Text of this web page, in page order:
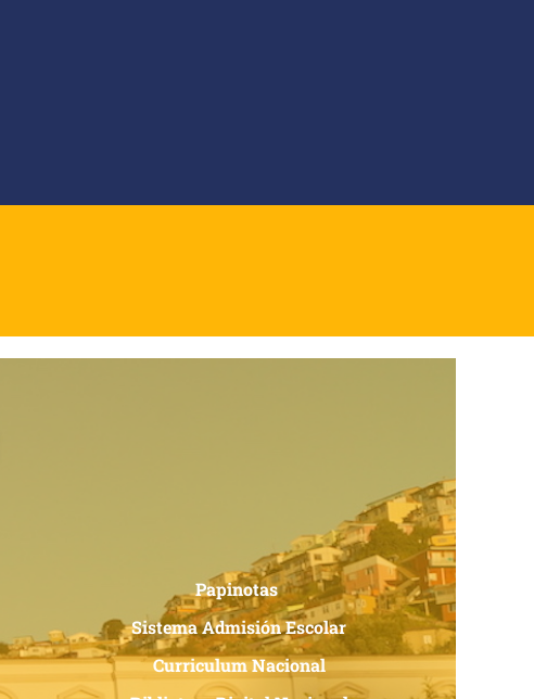
Papinotas
Sistema Admisión Escolar
Curriculum Nacional